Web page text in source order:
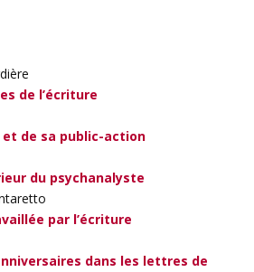
de l’écriture
et de sa public-action
du psychanalyste
par l’écriture
dans les lettres de